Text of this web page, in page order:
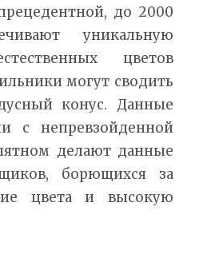
до 2000
уникальную
цветов
могут сводить
конус. Данные
с непревзойденной
делают данные
борющихся за
цвета и высокую